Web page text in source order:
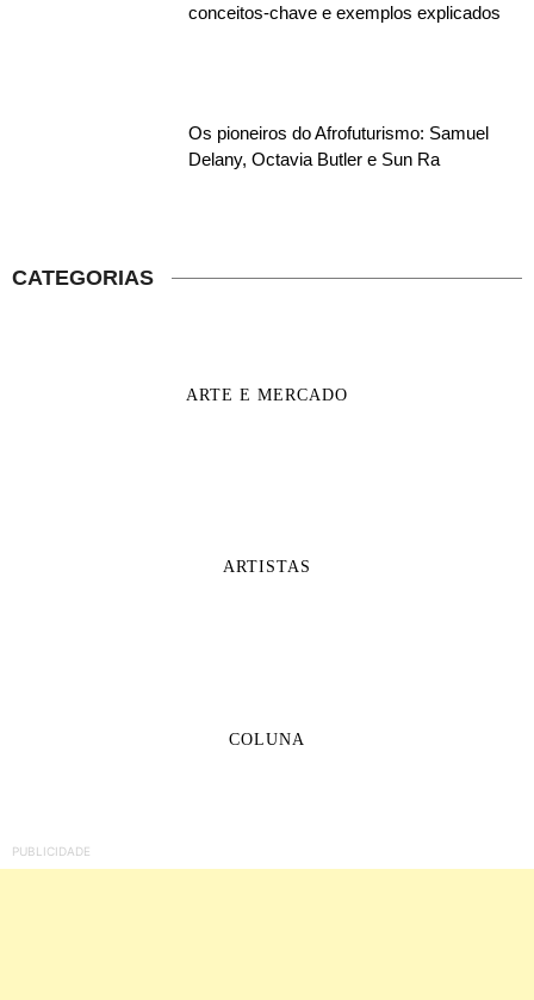
conceitos-chave e exemplos explicados
Os pioneiros do Afrofuturismo: Samuel
Delany, Octavia Butler e Sun Ra
CATEGORIAS
ARTE E MERCADO
ARTISTAS
COLUNA
PUBLICIDADE